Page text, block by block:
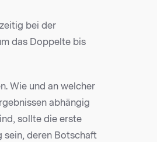
bei der
das Doppelte bis
Wie und an welcher
abhängig
sollte die erste
sein, deren Botschaft